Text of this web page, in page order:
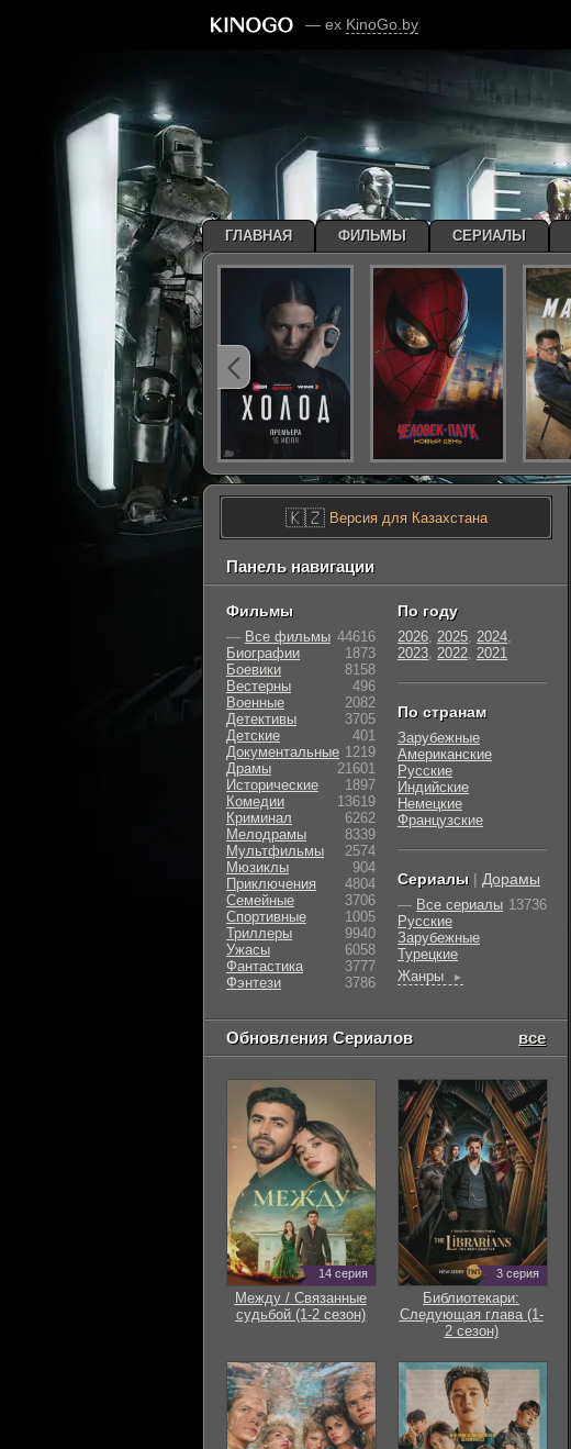
— ex KinoGo.by
🇰🇿Версия для Казахстана
Панель навигации
Фильмы
— Все фильмы 44616
Биографии
1873
Боевики
8158
Вестерны
496
Военные
2082
Детективы
3705
Детские
401
Документальные 1219
Драмы
21601
Исторические
1897
Комедии
13619
Криминал
6262
Мелодрамы
8339
Мультфильмы
2574
Мюзиклы
904
Приключения
4804
Семейные
3706
Cпортивные
1005
Триллеры
9940
Ужасы
6058
Фантастика
3777
Фэнтези
3786
По году
2026, 2025, 2024,
2023, 2022, 2021
По странам
Зарубежные
Американские
Русские
Индийские
Немецкие
Французские
Сериалы | Дорамы
— Все сериалы 13736
Русские
Зарубежные
Турецкие
Жанры
►
Обновления Сериалов все
14 серия
Между / Связанные
судьбой (1-2 сезон)
3 серия
Библиотекари:
Следующая глава (1-
2 сезон)
ГЛАВНАЯ ФИЛЬМЫ СЕРИАЛЫ